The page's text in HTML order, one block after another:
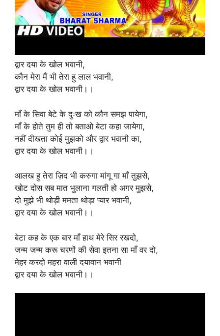
द्वार दया के खोल भवानी,
कौन मेरा मैं भी तेरा हु लाल भवानी,
द्वार दया के खोल भवानी।।
माँ के सिवा बेटे के दुःख को कौन समझ पायेगा,
माँ के होते तुम ही तो बताओ बेटा कहा जायेगा,
नहीं दीखता कोई मुझको और द्वार भवानी का,
द्वार दया के खोल भवानी।।
आलख हु तेरा ज़िद भी करुगा मांगू गा माँ तुझसे,
खोट दोस सब मात भुलाना गलती हो अगर मुझसे,
दो मुझे भी थोड़ी ममता थोड़ा प्यार भवानी,
द्वार दया के खोल भवानी।।
बेटा कह के एक बार माँ हाथ मेरे सिर रखदो,
जन्म जन्म करू चरणों की सेवा इतना सा माँ वर दो,
मेहर करदो महरा वाली दयावान भवानी
द्वार दया के खोल भवानी।।